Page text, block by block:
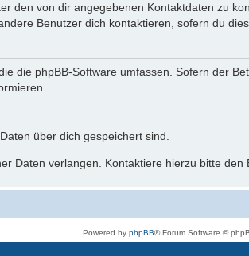
den von dir angegebenen Kontaktdaten zu
Benutzer dich kontaktieren, sofern du
die phpBB-Software umfassen. Sofern der
über dich gespeichert sind.
Daten verlangen. Kontaktiere hierzu bitte den
Powered by phpBB® Forum Software ©